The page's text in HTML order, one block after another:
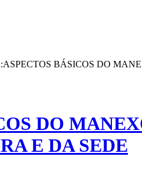
:ASPECTOS BÁSICOS DO
DO
E DA SEDE